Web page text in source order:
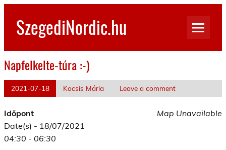
Skip
contentSzegediNordic.hu
Napfelkelte-túra :-)
2021-07-18 Kocsis Mária Leave a comment
Map Unavailable
Időpont
Date(s) - 18/07/2021
04:30 - 06:30